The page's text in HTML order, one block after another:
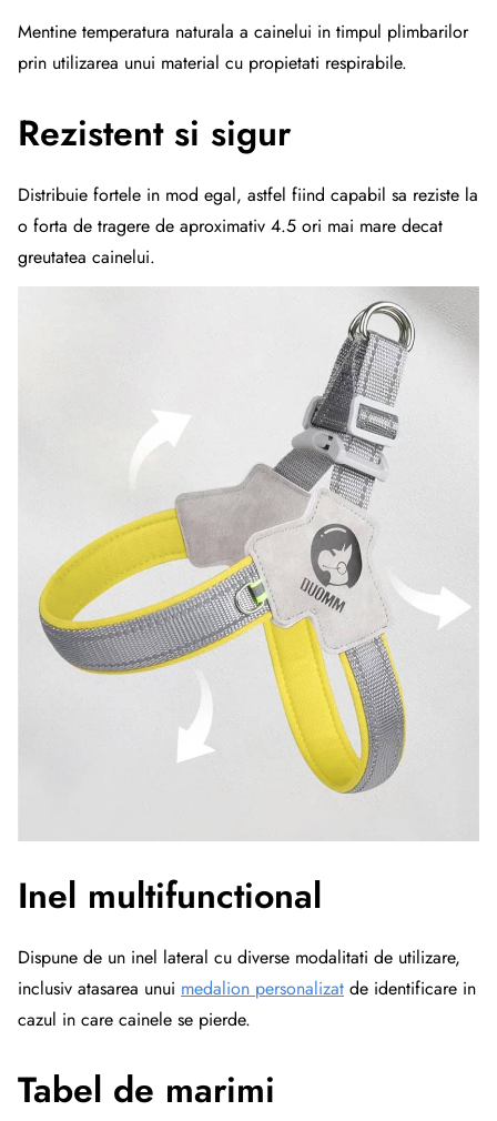
Mentine temperatura naturala a cainelui in timpul plimbarilor
prin utilizarea unui material cu propietati respirabile.
Rezistent si sigur
Distribuie fortele in mod egal, astfel fiind capabil sa reziste la
o forta de tragere de aproximativ 4.5 ori mai mare decat
greutatea cainelui.
Inel multifunctional
Dispune de un inel lateral cu diverse modalitati de utilizare,
inclusiv atasarea unui medalion personalizat de identificare in
cazul in care cainele se pierde.
Tabel de marimi